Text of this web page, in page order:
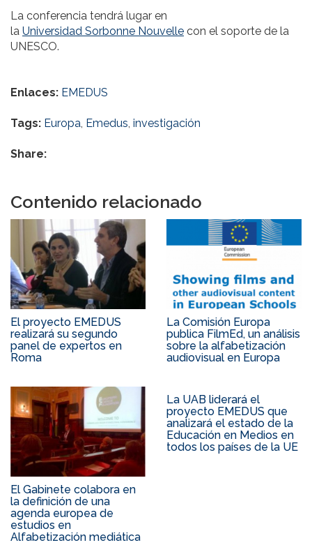
La conferencia tendrá lugar en
la Universidad Sorbonne Nouvelle con el soporte de la
UNESCO.
Enlaces: EMEDUS
Tags: Europa, Emedus, investigación
Share:
Contenido relacionado
El proyecto EMEDUS
realizará su segundo
panel de expertos en
Roma
La Comisión Europa
publica FilmEd, un análisis
sobre la alfabetización
audiovisual en Europa
El Gabinete colabora en
la definición de una
agenda europea de
estudios en
Alfabetización mediática
La UAB liderará el
proyecto EMEDUS que
analizará el estado de la
Educación en Medios en
todos los países de la UE